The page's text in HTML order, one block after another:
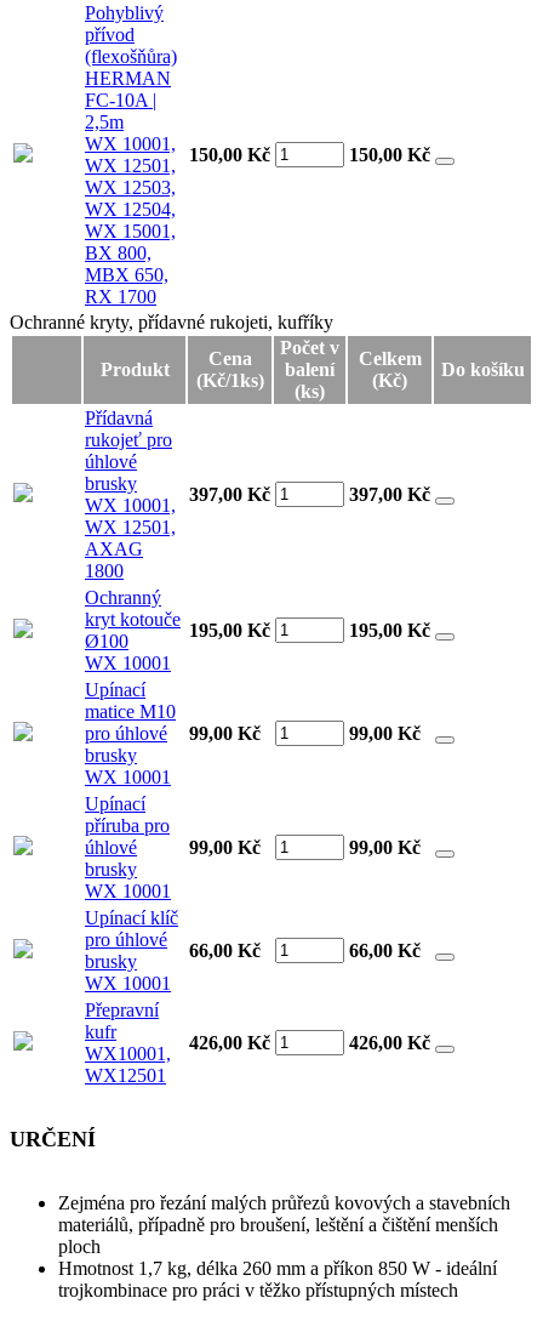
Pohyblivý
přívod
(flexošňůra)
HERMAN
FC-10A |
2,5m
WX 10001,
WX 12501,
WX 12503,
WX 12504,
WX 15001,
BX 800,
MBX 650,
RX 1700
150,00 Kč 150,00 Kč
Ochranné kryty, přídavné rukojeti, kufříky
Ochranné kryty, přídavné rukojeti, kufříky
Produkt
Cena
(Kč/1ks)
Počet v
balení
(ks)
Celkem
(Kč)
Do košíku
Přídavná
rukojeť pro
úhlové
brusky
WX 10001,
WX 12501,
AXAG
1800
397,00 Kč 397,00 Kč
Ochranný
kryt kotouče
Ø100
WX 10001
195,00 Kč 195,00 Kč
Upínací
matice M10
pro úhlové
brusky
WX 10001
99,00 Kč 99,00 Kč
Upínací
příruba pro
úhlové
brusky
WX 10001
99,00 Kč 99,00 Kč
Upínací klíč
pro úhlové
brusky
WX 10001
66,00 Kč 66,00 Kč
Přepravní
kufr
WX10001,
WX12501
426,00 Kč 426,00 Kč
URČENÍ
Zejména pro řezání malých průřezů kovových a stavebních
materiálů, případně pro broušení, leštění a čištění menších
ploch
Hmotnost 1,7 kg, délka 260 mm a příkon 850 W - ideální
trojkombinace pro práci v těžko přístupných místech